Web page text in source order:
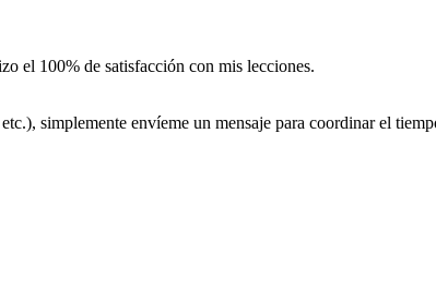
el 100% de satisfacción con mis lecciones.
simplemente envíeme un mensaje para coordinar el